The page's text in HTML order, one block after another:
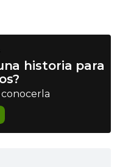
historia para